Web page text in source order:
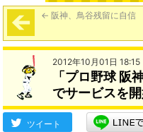
← 阪神、鳥谷残留に自信
2012年10月01日 18:15
「プロ野球 阪
でサービスを
ツイート